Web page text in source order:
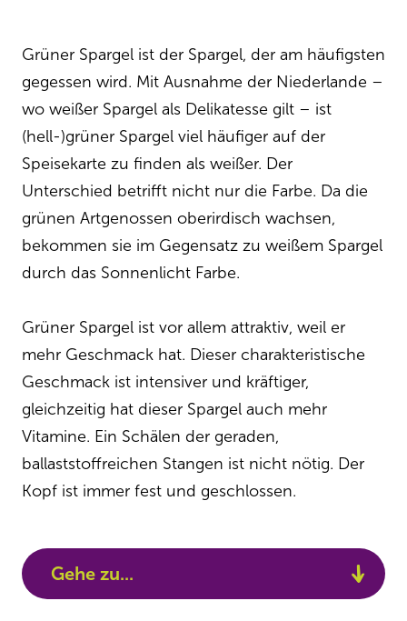
Grüner Spargel ist der Spargel, der am häufigsten
gegessen wird. Mit Ausnahme der Niederlande –
wo weißer Spargel als Delikatesse gilt – ist
(hell-)grüner Spargel viel häufiger auf der
Speisekarte zu finden als weißer. Der
Unterschied betrifft nicht nur die Farbe. Da die
grünen Artgenossen oberirdisch wachsen,
bekommen sie im Gegensatz zu weißem Spargel
durch das Sonnenlicht Farbe.
Grüner Spargel ist vor allem attraktiv, weil er
mehr Geschmack hat. Dieser charakteristische
Geschmack ist intensiver und kräftiger,
gleichzeitig hat dieser Spargel auch mehr
Vitamine. Ein Schälen der geraden,
ballaststoffreichen Stangen ist nicht nötig. Der
Kopf ist immer fest und geschlossen.
Gehe zu...